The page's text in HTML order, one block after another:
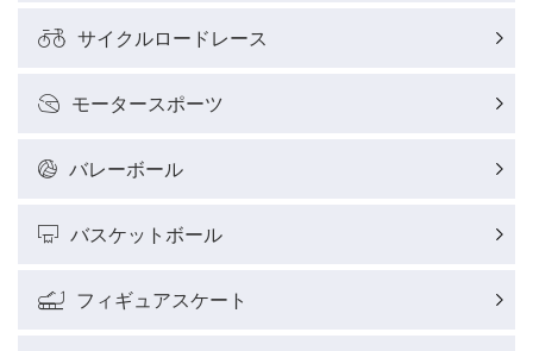
サイクルロードレース
モータースポーツ
バレーボール
バスケットボール
フィギュアスケート